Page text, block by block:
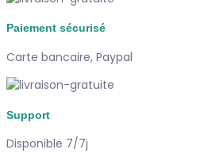
Paiement sécurisé
Carte bancaire, Paypal
Support
Disponible 7/7j